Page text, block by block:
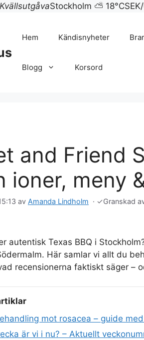
KvällsutgåvaStockholm ⛅ 18°C
Hem Kändisnyheter
Blogg Korsord
and Friend
ioner, meny
av Amanda Lindholm · ✓Granskad
autentisk Texas BBQ i
Här samlar vi allt du
recensionerna faktiskt säger –
mot rosacea – guide
är vi i nu? – Aktuellt